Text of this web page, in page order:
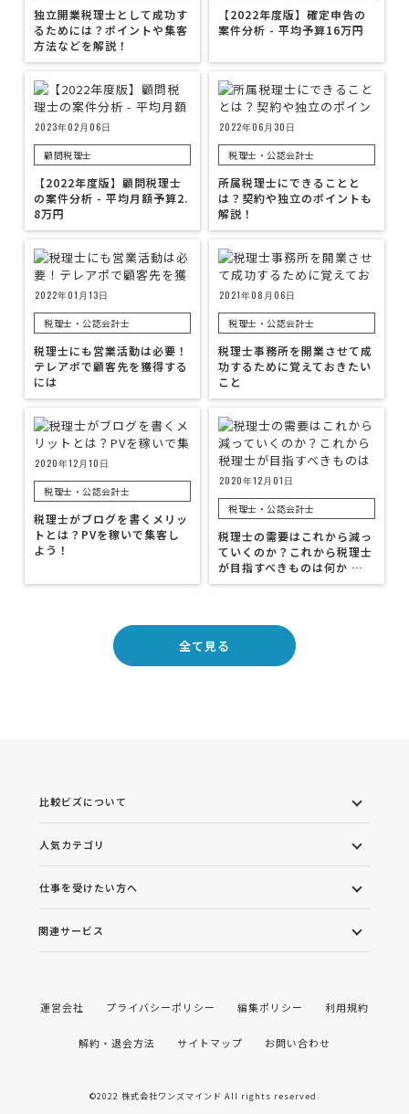
独立開業税理士として成功す
るためには？ポイントや集客
方法などを解説！
【2022年度版】確定申告の
案件分析 - 平均予算16万円
2023年02月06日
顧問税理士
【2022年度版】顧問税理士
の案件分析 - 平均月額予算2.
8万円
2022年06月30日
税理士・公認会計士
所属税理士にできることと
は？契約や独立のポイントも
解説！
2022年01月13日
税理士・公認会計士
税理士にも営業活動は必要！
テレアポで顧客先を獲得する
には
2021年08月06日
税理士・公認会計士
税理士事務所を開業させて成
功するために覚えておきたい
こと
2020年12月10日
税理士・公認会計士
税理士がブログを書くメリッ
トとは？PVを稼いで集客し
よう！
2020年12月01日
税理士・公認会計士
税理士の需要はこれから減っ
ていくのか？これから税理士
が目指すべきものは何か …
全て見る
比較ビズについて
人気カテゴリ
仕事を受けたい方へ
関連サービス
運営会社 プライバシーポリシー 編集ポリシー 利用規約
解約・退会方法 サイトマップ お問い合わせ
©2022 株式会社ワンズマインド All rights reserved.